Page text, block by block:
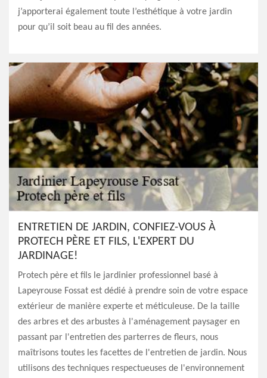
j’apporterai également toute l’esthétique à votre jardin
pour qu’il soit beau au fil des années.
ENTRETIEN DE JARDIN, CONFIEZ-VOUS À
PROTECH PÈRE ET FILS, L'EXPERT DU
JARDINAGE!
Protech père et fils le jardinier professionnel basé à
Lapeyrouse Fossat est dédié à prendre soin de votre espace
extérieur de manière experte et méticuleuse. De la taille
des arbres et des arbustes à l'aménagement paysager en
passant par l'entretien des parterres de fleurs, nous
maîtrisons toutes les facettes de l'entretien de jardin. Nous
utilisons des techniques respectueuses de l'environnement